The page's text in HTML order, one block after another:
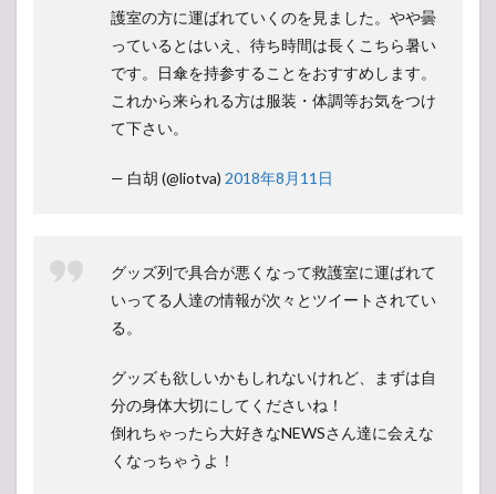
護室の方に運ばれていくのを見ました。やや曇
っているとはいえ、待ち時間は長くこちら暑い
です。日傘を持参することをおすすめします。
これから来られる方は服装・体調等お気をつけ
て下さい。
— 白胡 (@liotva) 2018年8月11日
グッズ列で具合が悪くなって救護室に運ばれて
いってる人達の情報が次々とツイートされてい
る。
グッズも欲しいかもしれないけれど、まずは自
分の身体大切にしてくださいね！
倒れちゃったら大好きなNEWSさん達に会えな
くなっちゃうよ！